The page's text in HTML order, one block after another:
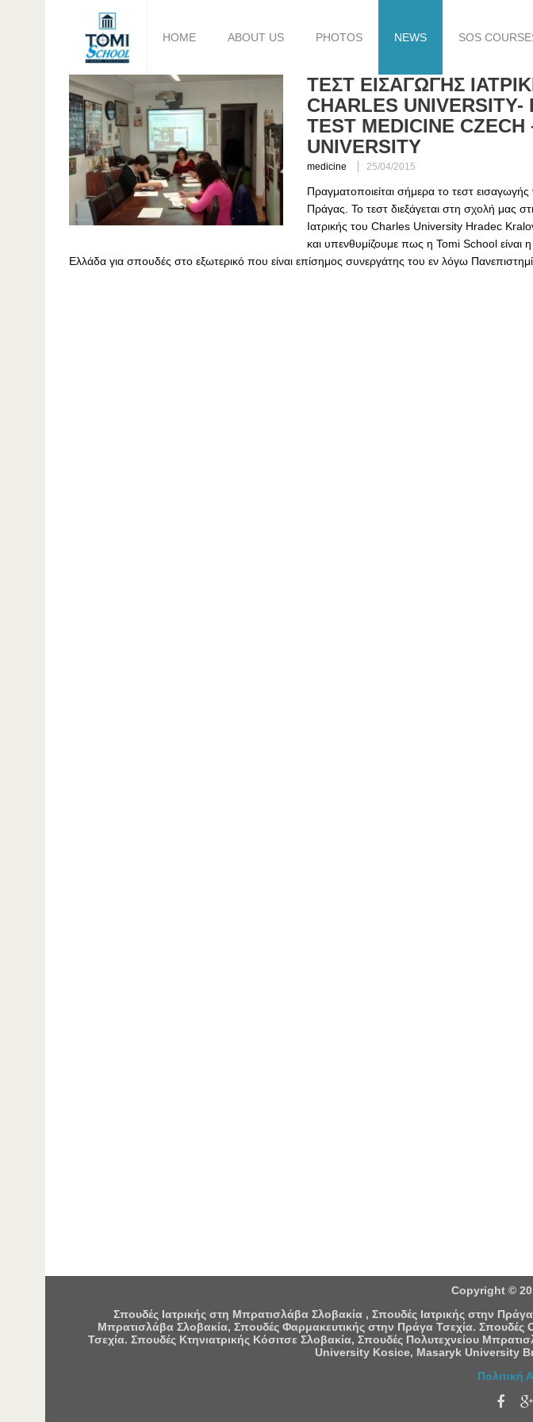
HOME ABOUT US PHOTOS NEWS SOS
ΤΕΣΤ ΕΙΣΑΓΩΓΗΣ
CHARLES UNΙVERSITY-
TEST MEDICINE CZECH
UNIVERSITY
medicine 25/04/2015
Πραγματοποιείται σήμερα το τεστ εισαγωγής
Πράγας. Το τεστ διεξάγεται στη σχολή μας
Ιατρικής του Charles University Hradec
και υπενθυμίζουμε πως η Tomi School είναι
Ελλάδα για σπουδές στο εξωτερικό που είναι επίσημος συνεργάτης του εν λόγω
Copyright ©
Σπουδές Ιατρικής στη Μπρατισλάβα Σλοβακία , Σπουδές Ιατρικής στην
Μπρατισλάβα Σλοβακία, Σπουδές Φαρμακευτικής στην Πράγα Τσεχία. Σπουδές
Τσεχία. Σπουδές Κτηνιατρικής Κόσιτσε Σλοβακία, Σπουδές Πολυτεχνείου
University Kosice, Masaryk University
Πολιτική